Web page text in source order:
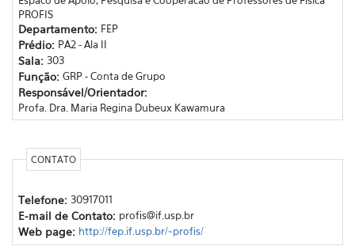
PROFIS
Departamento: FEP
Prédio: PA2 - Ala II
Sala: 303
Função: GRP - Conta de Grupo
Responsável/Orientador:
Profa. Dra. Maria Regina Dubeux Kawamura
CONTATO
Telefone: 30917011
E-mail de Contato: profis@if.usp.br
Web page: http://fep.if.usp.br/~profis/